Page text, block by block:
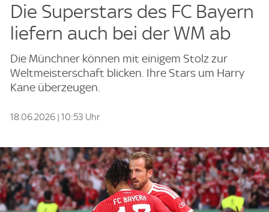
Die Superstars des FC Bayern
liefern auch bei der WM ab
Die Münchner können mit einigem Stolz zur
Weltmeisterschaft blicken. Ihre Stars um Harry
Kane überzeugen.
18.06.2026 | 10:53 Uhr